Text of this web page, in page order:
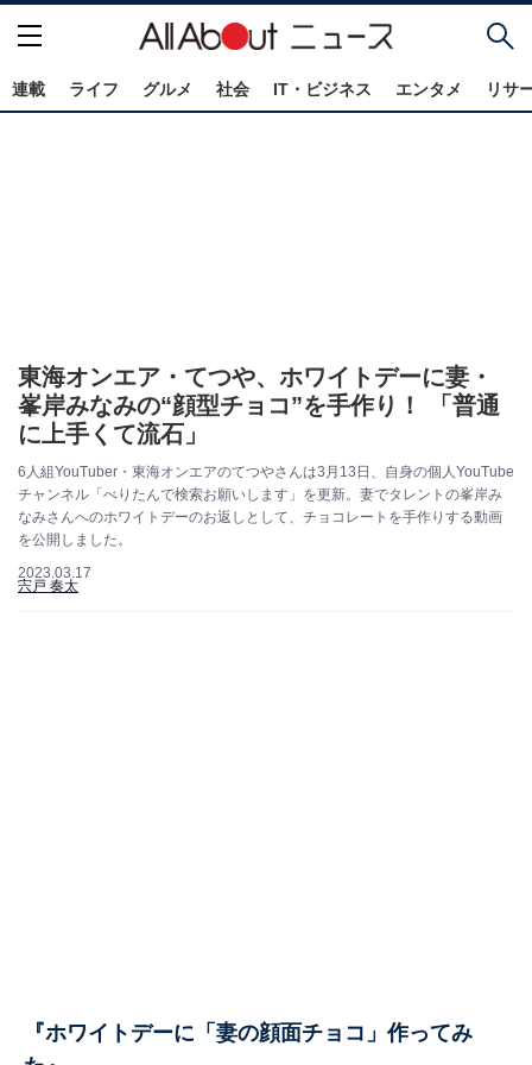
連載 ライフ グルメ 社会 IT・ビジネス エンタメ リサ
東海オンエア・てつや、ホワイトデーに妻・
峯岸みなみの“顔型チョコ”を手作り！ 「普通
に上手くて流石」
6人組YouTuber・東海オンエアのてつやさんは3月13日、自身の個人YouTube
チャンネル「べりたんで検索お願いします」を更新。妻でタレントの峯岸み
なみさんへのホワイトデーのお返しとして、チョコレートを手作りする動画
を公開しました。
2023.03.17
宍戸 奏太
『ホワイトデーに「妻の顔面チョコ」作ってみ